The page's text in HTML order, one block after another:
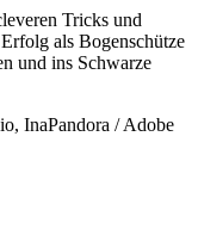
Tricks und
als Bogenschütze
und ins Schwarze
InaPandora / Adobe